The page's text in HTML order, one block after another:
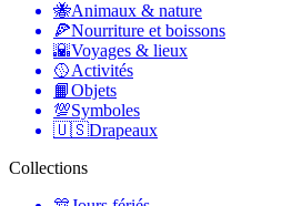
🐝Animaux & nature
🍕Nourriture et boissons
🌇Voyages & lieux
🥎Activités
📙Objets
💯Symboles
🇺🇸Drapeaux
Collections